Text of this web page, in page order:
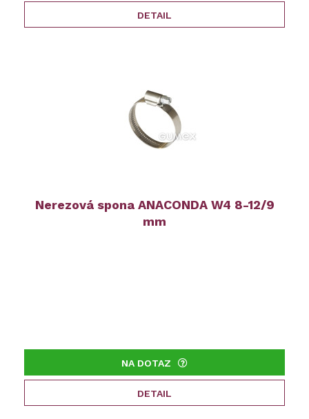
DETAIL
Nerezová spona ANACONDA W4 8-12/9
mm
NA DOTAZ
DETAIL